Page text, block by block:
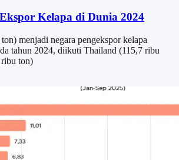
Kelapa di Dunia 2024
menjadi negara pengekspor kelapa
tahun 2024, diikuti Thailand (115,7 ribu
ton)